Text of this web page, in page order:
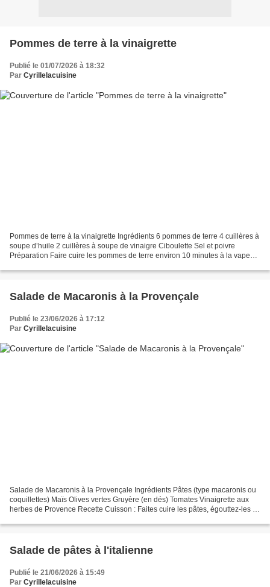
Pommes de terre à la vinaigrette
Publié le 01/07/2026 à 18:32
Par Cyrillelacuisine
Pommes de terre à la vinaigrette Ingrédients 6 pommes de terre 4 cuillères à
soupe d’huile 2 cuillères à soupe de vinaigre Ciboulette Sel et poivre
Préparation Faire cuire les pommes de terre environ 10 minutes à la vapeur
Salade de Macaronis à la Provençale
Publié le 23/06/2026 à 17:12
Par Cyrillelacuisine
Salade de Macaronis à la Provençale Ingrédients Pâtes (type macaronis ou
coquillettes) Maïs Olives vertes Gruyère (en dés) Tomates Vinaigrette aux
herbes de Provence Recette Cuisson : Faites cuire les pâtes, égouttez-les et
Salade de pâtes à l'italienne
Publié le 21/06/2026 à 15:49
Par Cyrillelacuisine